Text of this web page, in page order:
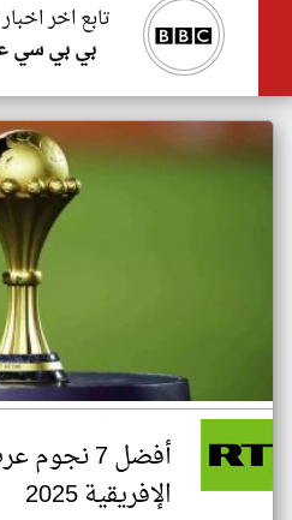
تابع اخر
بي بي سي
أفضل 7
الإفريقية 2025